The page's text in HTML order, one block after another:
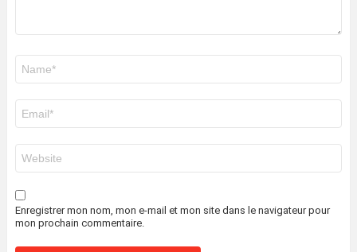
mail
*
web
Enregistrer mon nom, mon e-mail et mon site dans le navigateur pour
mon prochain commentaire.